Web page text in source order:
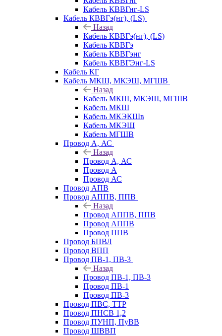
Кабель КВВГнг-LS
Кабель КВВГэ(нг), (LS)
Назад
Кабель КВВГэ(нг), (LS)
Кабель КВВГэ
Кабель КВВГэнг
Кабель КВВГЭнг-LS
Кабель КГ
Кабель МКШ, МКЭШ, МГШВ
Назад
Кабель МКШ, МКЭШ, МГШВ
Кабель МКШ
Кабель МКЭКШв
Кабель МКЭШ
Кабель МГШВ
Провод А, АС
Назад
Провод А, АС
Провод А
Провод АС
Провод АПВ
Провод АППВ, ППВ
Назад
Провод АППВ, ППВ
Провод АППВ
Провод ППВ
Провод БПВЛ
Провод ВПП
Провод ПВ-1, ПВ-3
Назад
Провод ПВ-1, ПВ-3
Провод ПВ-1
Провод ПВ-3
Провод ПВС, ТТР
Провод ПНСВ 1,2
Провод ПУНП, ПуВВ
Провод ШВВП